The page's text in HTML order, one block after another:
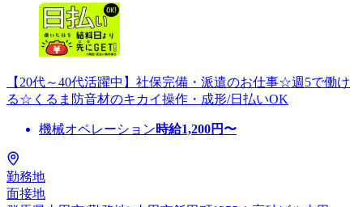
【20代～40代活躍中】社保完備・派遣のお仕事☆週5で働け
る☆くるま防音材のキカイ操作・成形/日払いOK
機械オペレーション時給1,200円〜
勤務地
面接地